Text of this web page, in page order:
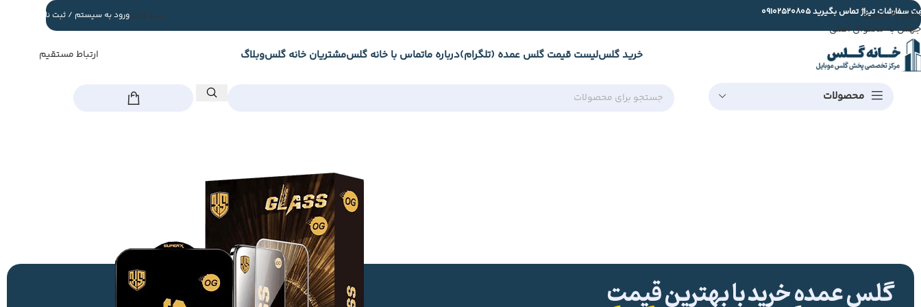
رفتن به ناوبری
جهش به محتوای اصلی
09102520805سفارشات تیراژ تماس بگیرید سبد خریدورود به سیستم / ثبت نام
خرید گلسلیست قیمت گلس عمده (تلگرام)درباره ماتماس با خانه گلسمشتریان خانه گلسوبلاگ ارتباط مستقیم
محصولات
گلس عمده خرید با بهترین قیمت